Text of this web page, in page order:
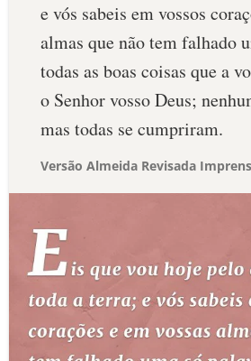
e vós sabeis em vossos
almas que não tem falhado
todas as boas coisas que a
o Senhor vosso Deus;
mas todas se cumpriram.
Versão Almeida Revisada